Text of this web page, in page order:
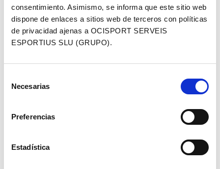
consentimiento. Asimismo, se informa que este sitio web
dispone de enlaces a sitios web de terceros con políticas
de privacidad ajenas a OCISPORT SERVEIS
ESPORTIUS SLU (GRUPO).
Necesarias
Preferencias
Estadística